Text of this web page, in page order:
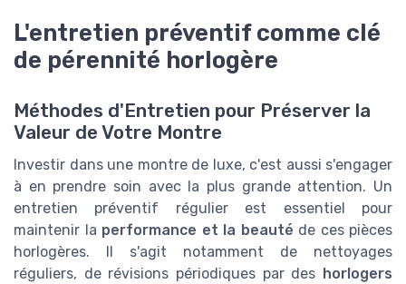
L'entretien préventif comme clé
de pérennité horlogère
Méthodes d'Entretien pour Préserver la
Valeur de Votre Montre
Investir dans une montre de luxe, c'est aussi s'engager
à en prendre soin avec la plus grande attention. Un
entretien préventif régulier est essentiel pour
maintenir la performance et la beauté de ces pièces
horlogères. Il s'agit notamment de nettoyages
réguliers, de révisions périodiques par des horlogers